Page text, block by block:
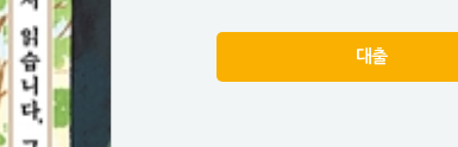
대출